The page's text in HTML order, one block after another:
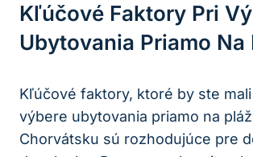
Kľúčové Faktory Pri
Ubytovania Priamo Na
Kľúčové faktory, ktoré by ste
výbere ubytovania priamo na
Chorvátsku sú rozhodujúce pre